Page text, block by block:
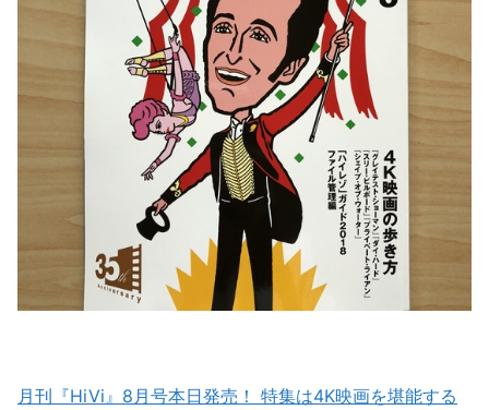
月刊『HiVi』8月号本日発売！ 特集は4K映画を堪能する